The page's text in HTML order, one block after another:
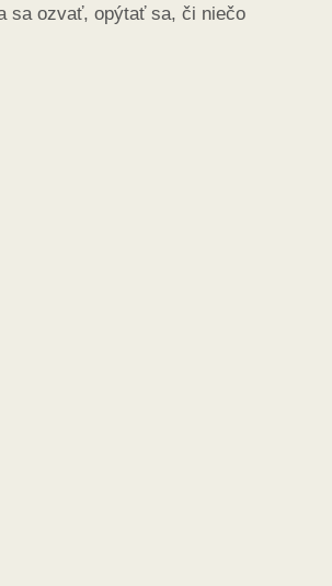
sa ozvať, opýtať sa, či niečo